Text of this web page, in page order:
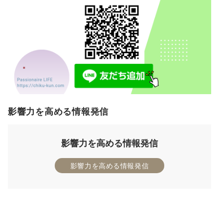
影響力を高める情報発信
影響力を高める情報発信
影響力を高める情報発信